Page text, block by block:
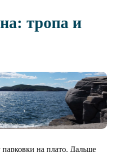
тропа и
на плато. Дальше